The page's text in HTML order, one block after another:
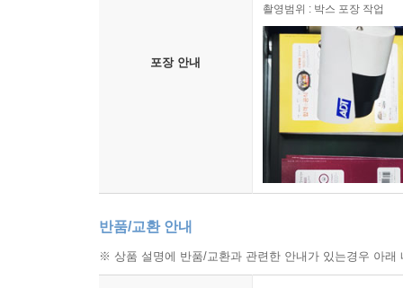
포장 안내
촬영범위 : 박스 포장 작업
반품/교환 안내
※ 상품 설명에 반품/교환과 관련한 안내가 있는경우 아